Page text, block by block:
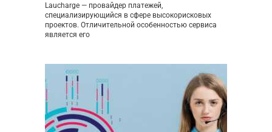
Laucharge — провайдер платежей,
специализирующийся в сфере высокорисковых
проектов. Отличительной особенностью сервиса
является его